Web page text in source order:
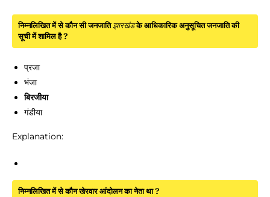
निम्नलिखित में से कौन सी जनजाति झारखंडके आधिकारिक अनुसूचित जनजाति की
सूची में शामिल है ?
प्रजा
भंजा
बिरजीया
गंडीया
Explanation:
निम्नलिखित में से कौन खेरवार आंदोलन का नेता था ?